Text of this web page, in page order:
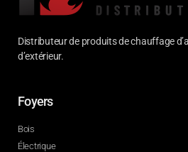
Distributeur de produits de chauffage
d’extérieur.
Foyers
Bois
Électrique